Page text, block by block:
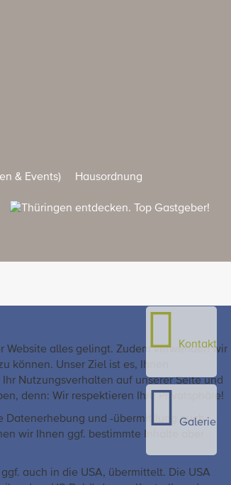
& Events)
Hausordnung
Kontakt
Galerie
Website alles gelingt. Zudem verwenden wir
können. Unser Ziel ist es, Ihnen
Nutzungsverhalten auf unserer Seite und
denn: Wir respektieren Ihre Privatsphäre!
Datenerhebung und -übermittlung auch
wir Ihnen ggf. bestimmte Inhalte aber
auch in die USA, übermittelt. Die USA